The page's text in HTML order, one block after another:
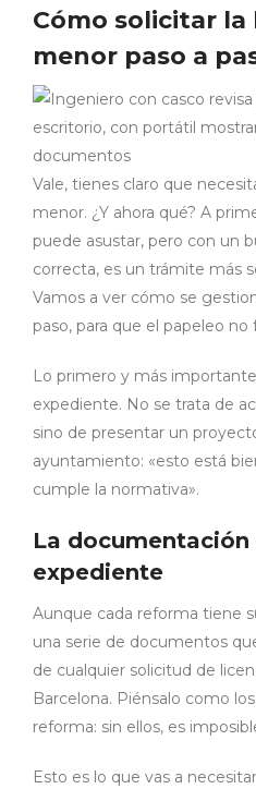
Cómo solicitar la
menor paso a
Vale, tienes claro que
menor. ¿Y ahora qué? A
puede asustar, pero con un
correcta, es un trámite más
Vamos a ver cómo se
paso, para que el papeleo
Lo primero y más
expediente. No se trata de
sino de presentar un
ayuntamiento: «esto está
cumple la normativa».
La documentación
expediente
Aunque cada reforma tiene
una serie de documentos
de cualquier solicitud de
Barcelona. Piénsalo como
reforma: sin ellos, es
Esto es lo que vas a